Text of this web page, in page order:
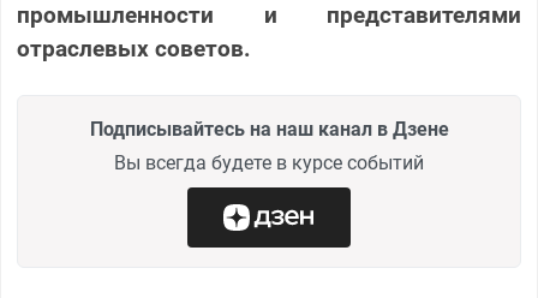
промышленности и представителями
отраслевых советов.
Подписывайтесь на наш канал в Дзене
Вы всегда будете в курсе событий